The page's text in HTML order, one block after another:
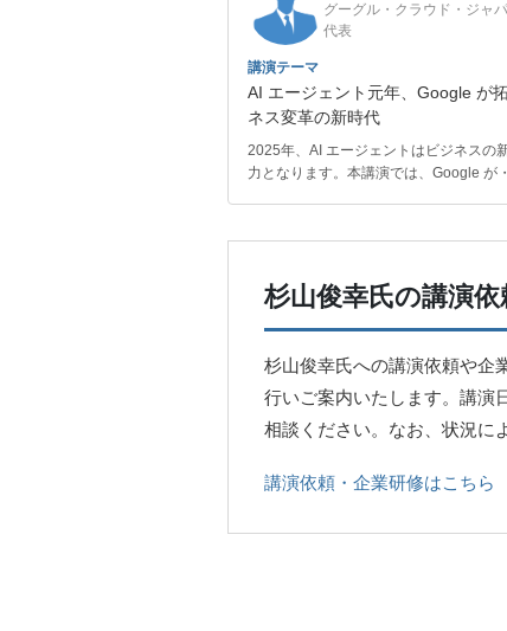
グーグル・クラウド・ジャ
代表
講演テーマ
AI エージェント元年、Google が
ネス変革の新時代
2025年、AI エージェントはビジネスの
力となります。本講演では、Google が
杉山俊幸氏の講演
杉山俊幸氏への講演依頼や企
行いご案内いたします。講演
相談ください。なお、状況に
講演依頼・企業研修はこちら